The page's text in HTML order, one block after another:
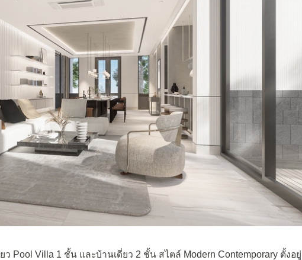
ว Pool Villa 1 ชั้น และบ้านเดี่ยว 2 ชั้น สไตล์ Modern Contemporary ตั้งอยู่